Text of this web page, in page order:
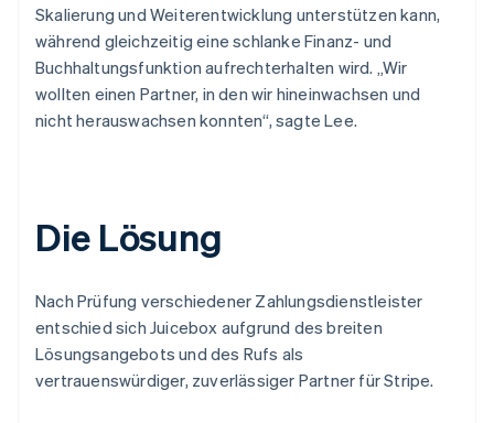
Skalierung und Weiterentwicklung unterstützen kann,
während gleichzeitig eine schlanke Finanz- und
Buchhaltungsfunktion aufrechterhalten wird. „Wir
wollten einen Partner, in den wir hineinwachsen und
nicht herauswachsen konnten“, sagte Lee.
Die Lösung
Nach Prüfung verschiedener Zahlungsdienstleister
entschied sich Juicebox aufgrund des breiten
Lösungsangebots und des Rufs als
vertrauenswürdiger, zuverlässiger Partner für Stripe.